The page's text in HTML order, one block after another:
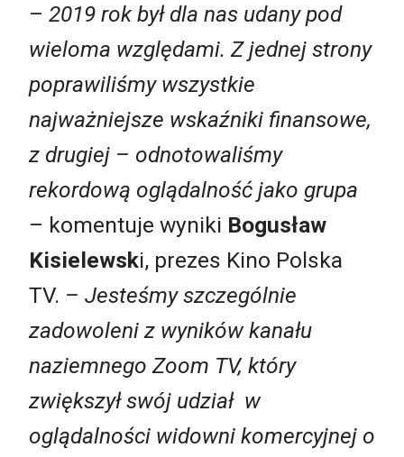
– 2019 rok był dla nas udany pod
wieloma względami. Z jednej strony
poprawiliśmy wszystkie
najważniejsze wskaźniki finansowe,
z drugiej – odnotowaliśmy
rekordową oglądalność jako grupa
– komentuje wyniki Bogusław
Kisielewski, prezes Kino Polska
TV. – Jesteśmy szczególnie
zadowoleni z wyników kanału
naziemnego Zoom TV, który
zwiększył swój udział w
oglądalności widowni komercyjnej o